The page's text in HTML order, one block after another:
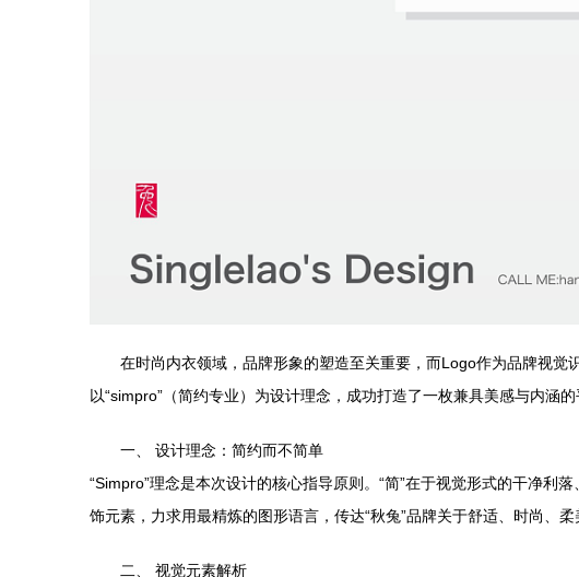
在时尚内衣领域，品牌形象的塑造至关重要，而Logo作为品牌视觉
以“simpro”（简约专业）为设计理念，成功打造了一枚兼具美感与内涵的
一、 设计理念：简约而不简单
“Simpro”理念是本次设计的核心指导原则。“简”在于视觉形式的干净利
饰元素，力求用最精炼的图形语言，传达“秋兔”品牌关于舒适、时尚、柔
二、 视觉元素解析